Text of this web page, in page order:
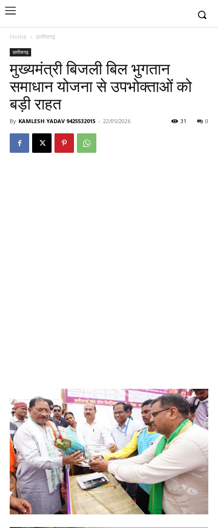
Home छत्तीसगढ़
छत्तीसगढ़
मुख्यमंत्री बिजली बिल भुगतान
समाधान योजना से उपभोक्ताओं को
बड़ी राहत
By KAMLESH YADAV 9425532015 - 22/05/2026 0
31